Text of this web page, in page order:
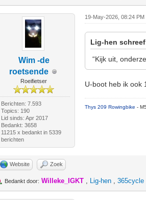
Wim -de
roetsende
Roeifietser
Berichten: 7.593
Topics: 190
Lid sinds: Apr 2017
Bedankt: 3658
11215 x bedankt in 5339
berichten
19-May-2026, 08:24 PM
Lig-hen
“Kijk uit,
U-boot heb ik ook
Thys 209 Rowingbike-
Website Zoek
Bedankt door: Willeke_IGKT , Lig-hen ,365cycle